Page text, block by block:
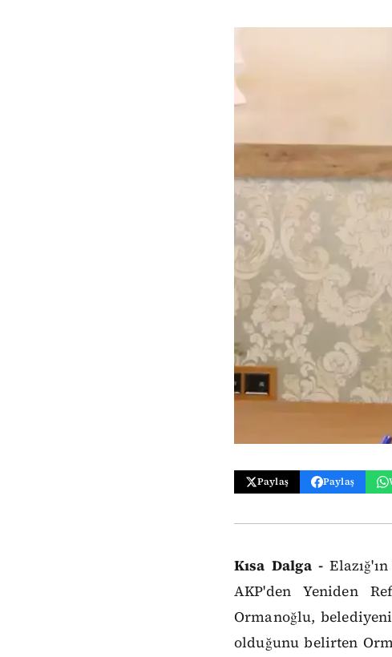
Paylaş Paylaş
Kısa Dalga -
AKP'den Yeniden
Ormanoğlu,
olduğunu belirten